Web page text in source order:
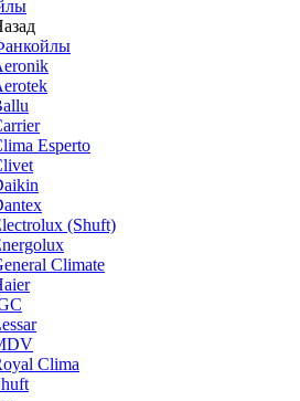
Esperto
(Shuft)
Climate
Clima